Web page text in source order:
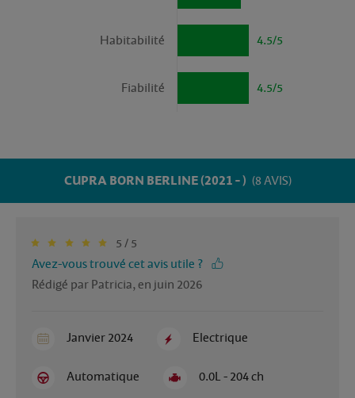
4.5/5
Habitabilité
4.5/5
Fiabilité
CUPRA BORN BERLINE (2021 - ) (8 AVIS)
5 / 5
Avez-vous trouvé cet avis utile ?
Rédigé par Patricia, en juin 2026
Janvier 2024 Electrique
Automatique 0.0L - 204 ch